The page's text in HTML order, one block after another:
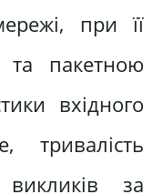
при її
та пакетною
вхідного
тривалість
за